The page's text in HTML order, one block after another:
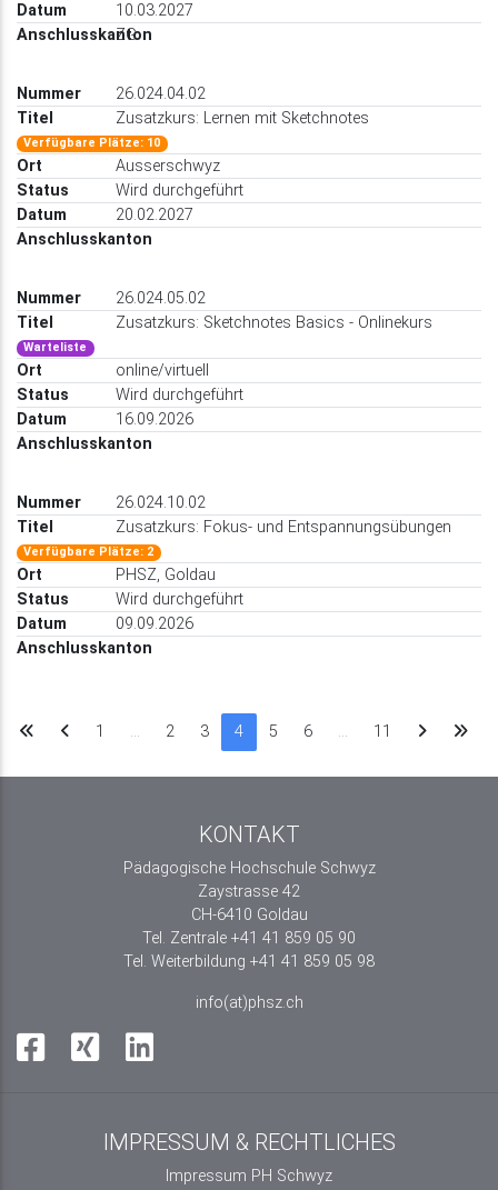
10.03.2027
ZG
26.024.04.02
Zusatzkurs: Lernen mit Sketchnotes
Verfügbare Plätze: 10
Ausserschwyz
Wird durchgeführt
20.02.2027
26.024.05.02
Zusatzkurs: Sketchnotes Basics - Onlinekurs
Warteliste
online/virtuell
Wird durchgeführt
16.09.2026
26.024.10.02
Zusatzkurs: Fokus- und Entspannungsübungen
Verfügbare Plätze: 2
PHSZ, Goldau
Wird durchgeführt
09.09.2026
1 … 2 3 4 5 6 … 11
KONTAKT
Pädagogische Hochschule Schwyz
Zaystrasse 42
CH-6410 Goldau
Tel. Zentrale +41 41 859 05 90
Tel. Weiterbildung +41 41 859 05 98
info(at)phsz.ch
IMPRESSUM & RECHTLICHES
Impressum PH Schwyz